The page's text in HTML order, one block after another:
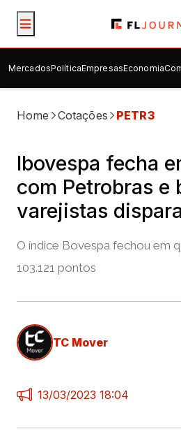
MercadosPolíticaEmpresasEconomia
Home Cotações PETR3
Ibovespa fecha
com Petrobras e
varejistas
O índice Bovespa fechou em
103.121 pontos
TC Mover
13/03/2023 18:04